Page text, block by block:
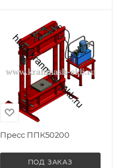
Пресс ППК50200
ПОД ЗАКАЗ